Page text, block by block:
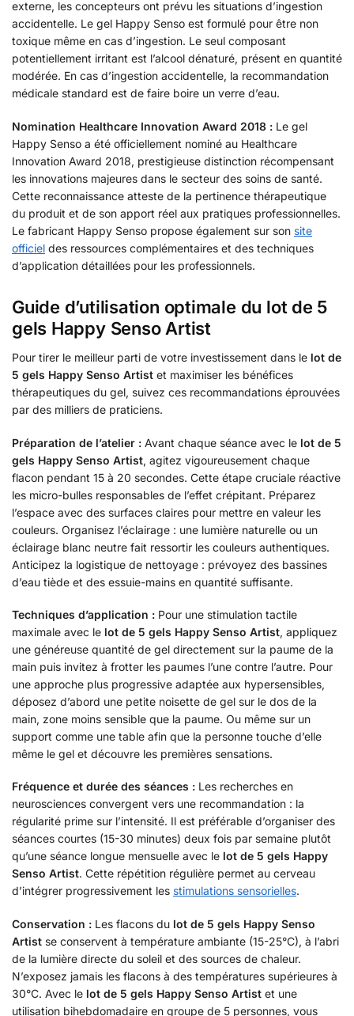
externe, les concepteurs ont prévu les situations d’ingestion
accidentelle. Le gel Happy Senso est formulé pour être non
toxique même en cas d’ingestion. Le seul composant
potentiellement irritant est l’alcool dénaturé, présent en quantité
modérée. En cas d’ingestion accidentelle, la recommandation
médicale standard est de faire boire un verre d’eau.
Nomination Healthcare Innovation Award 2018 : Le gel
Happy Senso a été officiellement nominé au Healthcare
Innovation Award 2018, prestigieuse distinction récompensant
les innovations majeures dans le secteur des soins de santé.
Cette reconnaissance atteste de la pertinence thérapeutique
du produit et de son apport réel aux pratiques professionnelles.
Le fabricant Happy Senso propose également sur son site
officiel des ressources complémentaires et des techniques
d’application détaillées pour les professionnels.
Guide d’utilisation optimale du lot de 5
gels Happy Senso Artist
Pour tirer le meilleur parti de votre investissement dans le lot de
5 gels Happy Senso Artist et maximiser les bénéfices
thérapeutiques du gel, suivez ces recommandations éprouvées
par des milliers de praticiens.
Préparation de l’atelier : Avant chaque séance avec le lot de 5
gels Happy Senso Artist, agitez vigoureusement chaque
flacon pendant 15 à 20 secondes. Cette étape cruciale réactive
les micro-bulles responsables de l’effet crépitant. Préparez
l’espace avec des surfaces claires pour mettre en valeur les
couleurs. Organisez l’éclairage : une lumière naturelle ou un
éclairage blanc neutre fait ressortir les couleurs authentiques.
Anticipez la logistique de nettoyage : prévoyez des bassines
d’eau tiède et des essuie-mains en quantité suffisante.
Techniques d’application : Pour une stimulation tactile
maximale avec le lot de 5 gels Happy Senso Artist, appliquez
une généreuse quantité de gel directement sur la paume de la
main puis invitez à frotter les paumes l’une contre l’autre. Pour
une approche plus progressive adaptée aux hypersensibles,
déposez d’abord une petite noisette de gel sur le dos de la
main, zone moins sensible que la paume. Ou même sur un
support comme une table afin que la personne touche d’elle
même le gel et découvre les premières sensations.
Fréquence et durée des séances : Les recherches en
neurosciences convergent vers une recommandation : la
régularité prime sur l’intensité. Il est préférable d’organiser des
séances courtes (15-30 minutes) deux fois par semaine plutôt
qu’une séance longue mensuelle avec le lot de 5 gels Happy
Senso Artist. Cette répétition régulière permet au cerveau
d’intégrer progressivement les stimulations sensorielles.
Conservation : Les flacons du lot de 5 gels Happy Senso
Artist se conservent à température ambiante (15-25°C), à l’abri
de la lumière directe du soleil et des sources de chaleur.
N’exposez jamais les flacons à des températures supérieures à
30°C. Avec le lot de 5 gels Happy Senso Artist et une
utilisation bihebdomadaire en groupe de 5 personnes, vous